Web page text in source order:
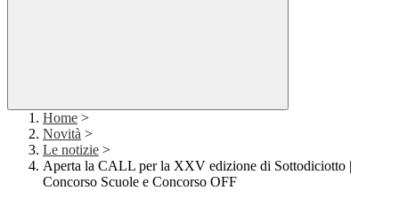
Home >
Novità >
Le notizie >
Aperta la CALL per la XXV edizione di Sottodiciotto |
Concorso Scuole e Concorso OFF